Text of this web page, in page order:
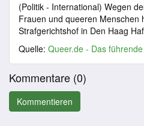
(Politik - International) Wegen
Frauen und queeren Menschen
Strafgerichtshof in Den Haag
Quelle: Queer.de - Das
Kommentare (0)